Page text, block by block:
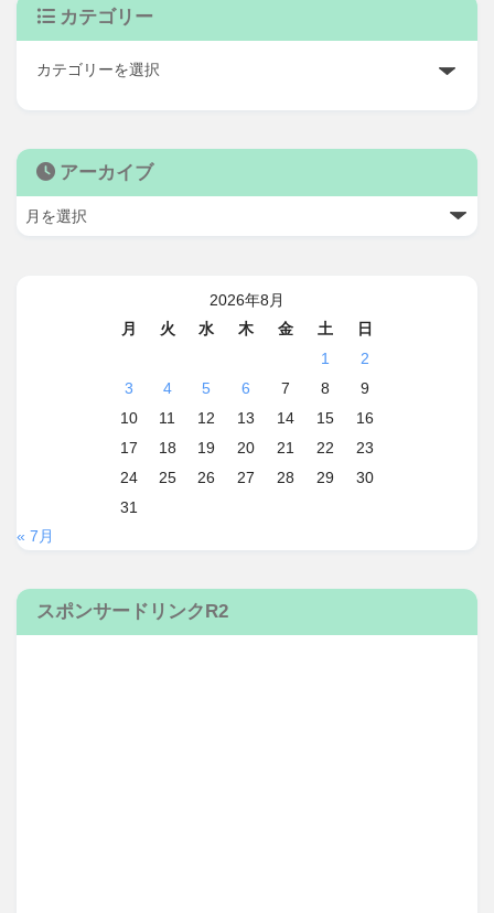
カテゴリー
アーカイブ
2026年8月
月
火 水 木 金 土
日
1
2
3
4 5 6 7 8
9
10
11 12 13 14 15
16
17
18 19 20 21 22
23
24
25 26 27 28 29
30
31
« 7月
スポンサードリンクR2